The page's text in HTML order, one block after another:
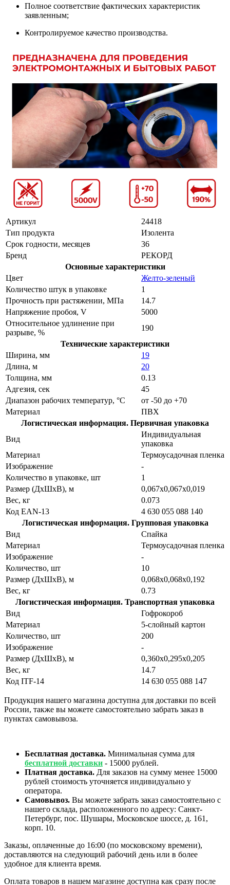
Полное соответствие фактических характеристик
заявленным;
Контролируемое качество производства.
Артикул
24418
Тип продукта
Изолента
Срок годности, месяцев
36
Бренд
РЕКОРД
Основные характеристики
Цвет
Желто-зеленый
Количество штук в упаковке
1
Прочность при растяжении, МПа
14.7
Напряжение пробоя, V
5000
Относительное удлинение при
разрыве, %
190
Технические характеристики
Ширина, мм
19
Длина, м
20
Толщина, мм
0.13
Адгезия, сек
45
Диапазон рабочих температур, °С
от -50 до +70
Материал
ПВХ
Логистическая информация. Первичная упаковка
Вид
Индивидуальная
упаковка
Материал
Термоусадочная пленка
Изображение
-
Количество в упаковке, шт
1
Размер (ДхШхВ), м
0,067х0,067х0,019
Вес, кг
0.073
Код EAN-13
4 630 055 088 140
Логистическая информация. Групповая упаковка
Вид
Спайка
Материал
Термоусадочная пленка
Изображение
-
Количество, шт
10
Размер (ДхШхВ), м
0,068х0,068х0,192
Вес, кг
0.73
Логистическая информация. Транспортная упаковка
Вид
Гофрокороб
Материал
5-слойный картон
Количество, шт
200
Изображение
-
Размер (ДхШхВ), м
0,360х0,295х0,205
Вес, кг
14.7
Код ITF-14
14 630 055 088 147
Продукция нашего магазина доступна для доставки по всей
России, также вы можете самостоятельно забрать заказ в
пунктах самовывоза.
Бесплатная доставка. Минимальная сумма для
бесплатной доставки - 15000 рублей.
Платная доставка. Для заказов на сумму менее 15000
рублей стоимость уточняется индивидуально у
оператора.
Самовывоз. Вы можете забрать заказ самостоятельно с
нашего склада, расположенного по адресу: Санкт-
Петербург, пос. Шушары, Московское шоссе, д. 161,
корп. 10.
Заказы, оплаченные до 16:00 (по московскому времени),
доставляются на следующий рабочий день или в более
удобное для клиента время.
Оплата товаров в нашем магазине доступна как сразу после